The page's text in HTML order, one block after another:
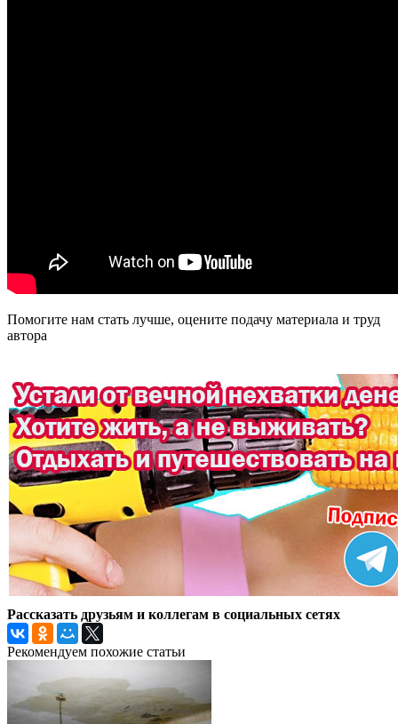
Помогите нам стать лучше, оцените подачу материала и труд
автора
Рассказать друзьям и коллегам в социальных сетях
Рекомендуем похожие статьи